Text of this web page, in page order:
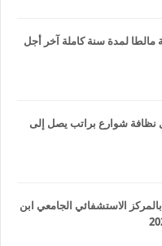
لمدة سنة كاملة آخر أجل
: مطلوب 100 عامل نظافة شوارع براتب يصل إلى
300 منصب بالمركز الاستشفائي الجامعي ابن